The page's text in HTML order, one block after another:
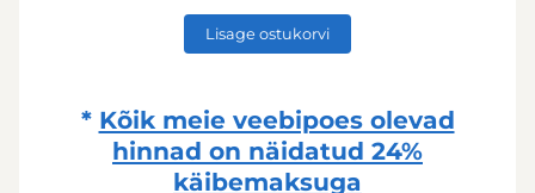
* Kõik meie veebipoes olevad
hinnad on näidatud 24%
käibemaksuga
Lisage ostukorvi